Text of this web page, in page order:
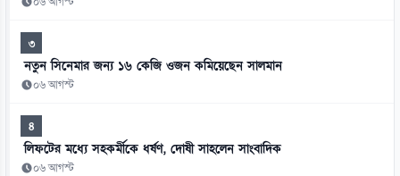
৩
নতুন সিনেমার জন্য ১৬ কেজি ওজন কমিয়েছেন সালমান
০৬ আগস্ট
৪
লিফটের মধ্যে সহকর্মীকে ধর্ষণ, দোষী সাহলেন সাংবাদিক
০৬ আগস্ট